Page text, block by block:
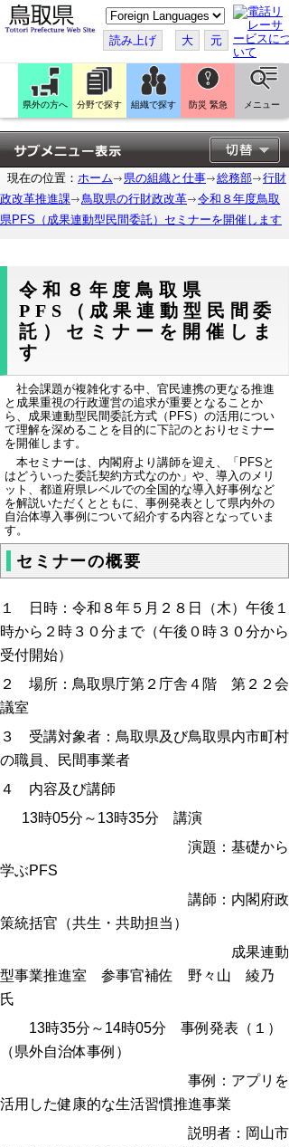
こ
の
ペ
ー
ジ
翻
訳
す
る
読み上げ 大 元
県外の方へ 分野で探す 組織で探す 防災 緊急 メニュー
現在の位置： ホーム 県の組織と仕事 総務部
行財
政改革推進課
鳥取県の行財政改革
令和８年度鳥取
県PFS（成果連動型民間委託）セミナーを開催します
令和８年度鳥取県
PFS（成果連動型民間委
託）セミナーを開催しま
す
社会課題が複雑化する中、官民連携の更なる推進
と成果重視の行政運営の追求が重要となることか
ら、成果連動型民間委託方式（PFS）の活用につい
て理解を深めることを目的に下記のとおりセミナー
を開催します。
本セミナーは、内閣府より講師を迎え、「PFSと
はどういった委託契約方式なのか」や、導入のメリ
ット、都道府県レベルでの全国的な導入好事例など
を解説いただくとともに、事例発表として県内外の
自治体導入事例について紹介する内容となっていま
す。
セミナーの概要
１ 日時：令和８年５月２８日（木）午後１
時から２時３０分まで（午後０時３０分から
受付開始）
２ 場所： 鳥取県庁第２庁舎４階 第２２会
議室
３ 受講対象者： 鳥取県及び鳥取県内市町村
の職員、民間事業者
４ 内容及び講師
13時05分～13時35分 講演
演題：基礎から
学ぶPFS
講師：内閣府政
策統括官（共生・共助担当）
成果連動
型事業推進室 参事官補佐 野々山 綾乃
氏
13時35分～14時05分 事例発表（１）
（県外自治体事例）
事例： アプリを
活用した健康的な生活習慣推進事業
説明者：岡山市